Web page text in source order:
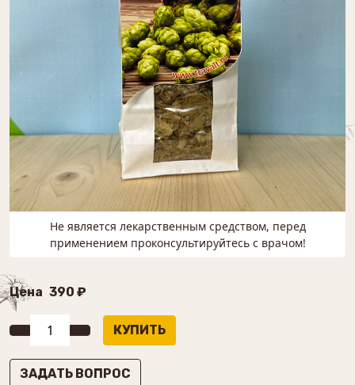
Не является лекарственным средством, перед
применением проконсультируйтесь с врачом!
Цена 390 ₽
ЗАДАТЬ ВОПРОС